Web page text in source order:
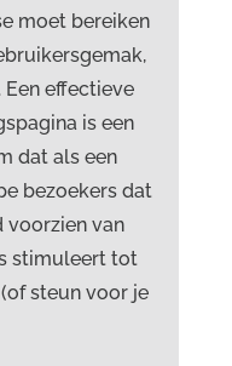
moet bereiken
effectieve
is een
dat als een
bezoekers dat
voorzien van
stimuleert tot
steun voor je